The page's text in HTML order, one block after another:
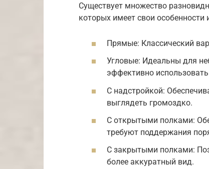
Существует множество
которых имеет свои особенности
Прямые: Классический
Угловые: Идеальны для
эффективно
С надстройкой:
выглядеть громоздко.
С открытыми полками:
требуют поддержания
С закрытыми полками:
более аккуратный вид.